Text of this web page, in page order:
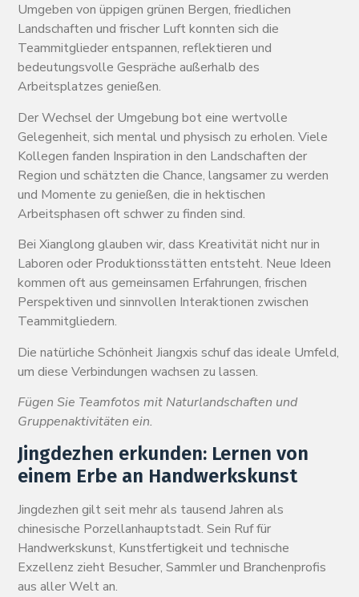
Umgeben von üppigen grünen Bergen, friedlichen
Landschaften und frischer Luft konnten sich die
Teammitglieder entspannen, reflektieren und
bedeutungsvolle Gespräche außerhalb des
Arbeitsplatzes genießen.
Der Wechsel der Umgebung bot eine wertvolle
Gelegenheit, sich mental und physisch zu erholen. Viele
Kollegen fanden Inspiration in den Landschaften der
Region und schätzten die Chance, langsamer zu werden
und Momente zu genießen, die in hektischen
Arbeitsphasen oft schwer zu finden sind.
Bei Xianglong glauben wir, dass Kreativität nicht nur in
Laboren oder Produktionsstätten entsteht. Neue Ideen
kommen oft aus gemeinsamen Erfahrungen, frischen
Perspektiven und sinnvollen Interaktionen zwischen
Teammitgliedern.
Die natürliche Schönheit Jiangxis schuf das ideale Umfeld,
um diese Verbindungen wachsen zu lassen.
Fügen Sie Teamfotos mit Naturlandschaften und
Gruppenaktivitäten ein.
Jingdezhen erkunden: Lernen von
einem Erbe an Handwerkskunst
Jingdezhen gilt seit mehr als tausend Jahren als
chinesische Porzellanhauptstadt. Sein Ruf für
Handwerkskunst, Kunstfertigkeit und technische
Exzellenz zieht Besucher, Sammler und Branchenprofis
aus aller Welt an.